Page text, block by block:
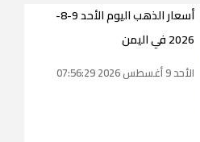
أسعار الذهب اليوم الأحد 9-8-
2026 في اليمن
الأحد 9 أغسطس 2026 07:56:29